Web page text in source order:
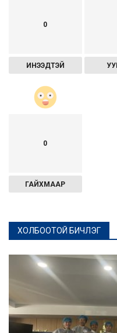
0
ИНЭЭДТЭЙ
0
ГАЙХМААР
ХОЛБООТОЙ БИЧЛЭГ